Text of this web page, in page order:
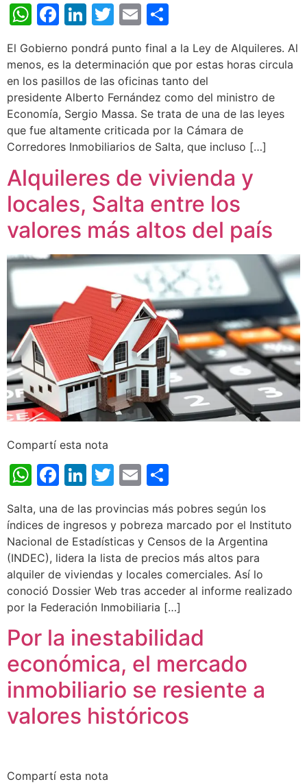
WhatsApp
Facebook
LinkedIn
Twitter
Email
El Gobierno pondrá punto final a la Ley de Alquileres. Al
menos, es la determinación que por estas horas circula
en los pasillos de las oficinas tanto del
presidente Alberto Fernández como del ministro de
Economía, Sergio Massa. Se trata de una de las leyes
que fue altamente criticada por la Cámara de
Corredores Inmobiliarios de Salta, que incluso […]
Alquileres de vivienda y
locales, Salta entre los
valores más altos del país
Compartí esta nota
WhatsApp
Facebook
LinkedIn
Twitter
Email
Salta, una de las provincias más pobres según los
índices de ingresos y pobreza marcado por el Instituto
Nacional de Estadísticas y Censos de la Argentina
(INDEC), lidera la lista de precios más altos para
alquiler de viviendas y locales comerciales. Así lo
conoció Dossier Web tras acceder al informe realizado
por la Federación Inmobiliaria […]
Por la inestabilidad
económica, el mercado
inmobiliario se resiente a
valores históricos
Compartí esta nota